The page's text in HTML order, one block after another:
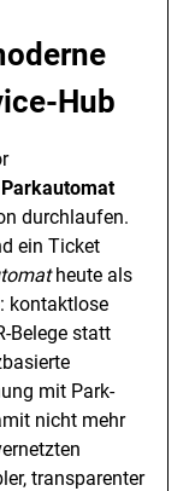
Hub
Parkautomat
durchlaufen.
ein Ticket
heute als
kontaktlose
Belege statt
mit Park-
nicht mehr
transparenter